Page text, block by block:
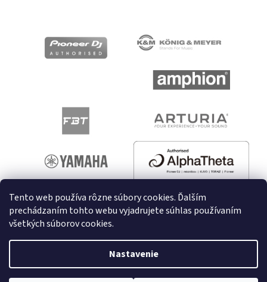
Tento web používa rôzne súbory cookies. Ďalším
prechádzaním tohto webu vyjadrujete súhlas používaním
všetkých súborov cookies.
Nastavenie
Vytvoril Shoptet
Copyright 2026melodyshop.sk. Všetky práva vyhradené.